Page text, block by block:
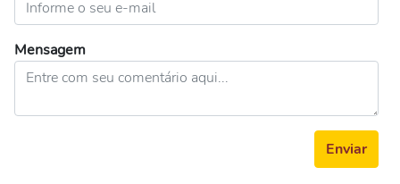
Mensagem
Enviar